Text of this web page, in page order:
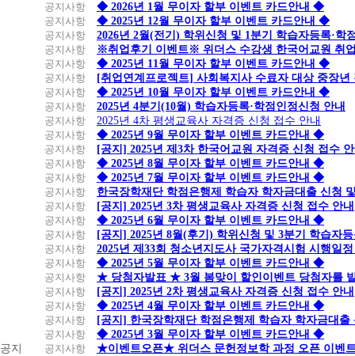
공지사항
◆ 2026년 1월 무이자 할부 이벤트 카드안내 ◆
공지사항
◆ 2025년 12월 무이자 할부 이벤트 카드안내 ◆
공지사항
2026년 2월(전기) 학위신청 및 1분기 학습자등록·학
공지사항
※취업후기 이벤트※ 위더스 수강생 한국어교원 취
공지사항
◆ 2025년 11월 무이자 할부 이벤트 카드안내 ◆
공지사항
[취업연계프로젝트] 사회복지사 수료자 대상 중장
공지사항
◆ 2025년 10월 무이자 할부 이벤트 카드안내 ◆
공지사항
2025년 4분기(10월) 학습자등록·학점인정신청 안내
공지사항
2025년 4차 평생교육사 자격증 신청 접수 안내
공지사항
◆ 2025년 9월 무이자 할부 이벤트 카드안내 ◆
공지사항
[공지] 2025년 제3차 한국어교원 자격증 신청 접수
공지사항
◆ 2025년 8월 무이자 할부 이벤트 카드안내 ◆
공지사항
◆ 2025년 7월 무이자 할부 이벤트 카드안내 ◆
공지사항
한국장학재단 학점은행제 학습자 학자금대출 신청
공지사항
[공지] 2025년 3차 평생교육사 자격증 신청 접수 안내
공지사항
◆ 2025년 6월 무이자 할부 이벤트 카드안내 ◆
공지사항
[공지] 2025년 8월(후기) 학위신청 및 3분기 학습자
공지사항
2025년 제33회 청소년지도사 국가자격시험 시행일
공지사항
◆ 2025년 5월 무이자 할부 이벤트 카드안내 ◆
공지사항
★ 당첨자발표 ★ 3월 봄맞이 할인이벤트 당첨자를
공지사항
[공지] 2025년 2차 평생교육사 자격증 신청 접수 안내
공지사항
◆ 2025년 4월 무이자 할부 이벤트 카드안내 ◆
공지사항
[공지] 한국장학재단 학점은행제 학습자 학자금대출
공지사항
◆ 2025년 3월 무이자 할부 이벤트 카드안내 ◆
공지
공지사항
★이벤트오픈★ 위더스 문헌정보학 과정 오픈 이벤